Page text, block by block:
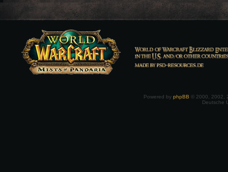
Powered by phpBB © 2000, 2002,
Deutsche